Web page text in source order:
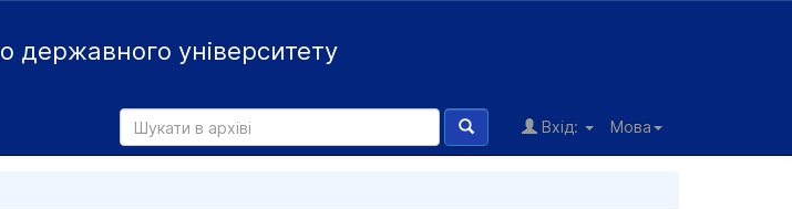
державного університету
Мова
Вхід: